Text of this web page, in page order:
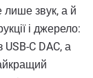
звук, а й
і джерело:
C DAC, а